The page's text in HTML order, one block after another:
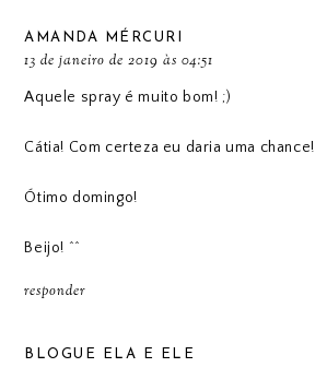
AMANDA MÉRCURI
13 de janeiro de 2019 às 04:51
Aquele spray é muito bom! ;)
Cátia! Com certeza eu daria uma chance!
Ótimo domingo!
Beijo! ^^
responder
BLOGUE ELA E ELE